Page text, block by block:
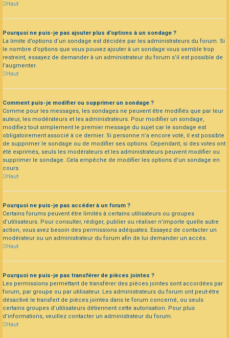
Haut
Pourquoi ne puis-je pas ajouter plus d’options à un sondage ?
La limite d’options d’un sondage est décidée par les administrateurs du forum. Si
le nombre d’options que vous pouvez ajouter à un sondage vous semble trop
restreint, essayez de demander à un administrateur du forum s’il est possible de
l’augmenter.
Haut
Comment puis-je modifier ou supprimer un sondage ?
Comme pour les messages, les sondages ne peuvent être modifiés que par leur
auteur, les modérateurs et les administrateurs. Pour modifier un sondage,
modifiez tout simplement le premier message du sujet car le sondage est
obligatoirement associé à ce dernier. Si personne n’a encore voté, il est possible
de supprimer le sondage ou de modifier ses options. Cependant, si des votes ont
été exprimés, seuls les modérateurs et les administrateurs peuvent modifier ou
supprimer le sondage. Cela empêche de modifier les options d’un sondage en
cours.
Haut
Pourquoi ne puis-je pas accéder à un forum ?
Certains forums peuvent être limités à certains utilisateurs ou groupes
d’utilisateurs. Pour consulter, rédiger, publier ou réaliser n’importe quelle autre
action, vous avez besoin des permissions adéquates. Essayez de contacter un
modérateur ou un administrateur du forum afin de lui demander un accès.
Haut
Pourquoi ne puis-je pas transférer de pièces jointes ?
Les permissions permettant de transférer des pièces jointes sont accordées par
forum, par groupe ou par utilisateur. Les administrateurs du forum ont peut-être
désactivé le transfert de pièces jointes dans le forum concerné, ou seuls
certains groupes d’utilisateurs détiennent cette autorisation. Pour plus
d’informations, veuillez contacter un administrateur du forum.
Haut